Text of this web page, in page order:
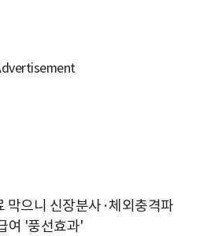
막으니 신장분사·체외충격파
여 '풍선효과'